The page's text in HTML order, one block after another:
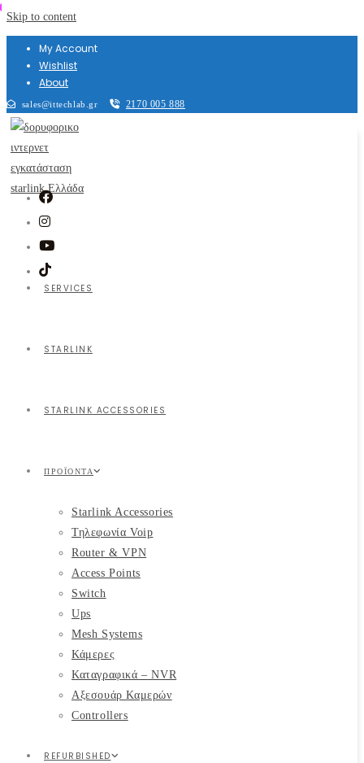
Skip to content
My Account
Wishlist
About
sales@ittechlab.gr 2170 005 888
SERVICES
STARLINK
STARLINK ACCESSORIES
ΠΡΟΪΌΝΤΑ
Starlink Accessories
Τηλεφωνία Voip
Router & VPN
Access Points
Switch
Ups
Mesh Systems
Κάμερες
Καταγραφικά – NVR
Αξεσουάρ Καμερών
Controllers
REFURBISHED